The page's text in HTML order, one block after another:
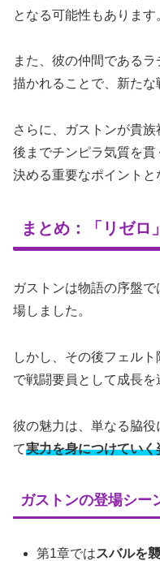
となる可能性もあります
また、彼の仲間である
描かれることで、新たな
さらに、ガストンが貴
後までチンピラ気質を
決める重要なポイントと
まとめ：「リゼロ
ガストンは物語の序盤で
場しました。
しかし、その後フェル
で戦闘要員として成長を
彼の魅力は、単なる脇
て実力を身につけていく
ガストンの登場シー
第1章ではスバルを